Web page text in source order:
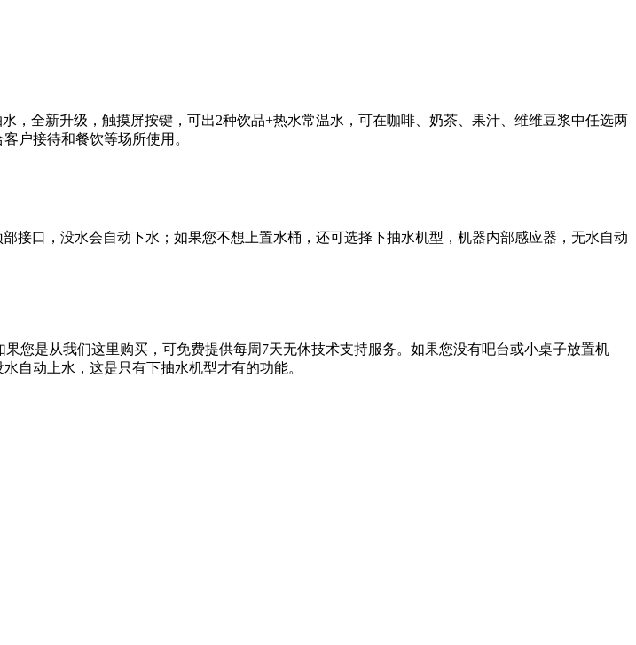
，全新升级，触摸屏按键，可出2种饮品+热水常温水，可在咖啡、奶茶、果汁、维维豆浆中任选两
户接待和餐饮等场所使用。
接口，没水会自动下水；如果您不想上置水桶，还可选择下抽水机型，机器内部感应器，无水自动
您是从我们这里购买，可免费提供每周7天无休技术支持服务。如果您没有吧台或小桌子放置机
自动上水，这是只有下抽水机型才有的功能。